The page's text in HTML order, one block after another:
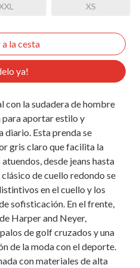
XS
ya!
con la sudadera de hombre
para aportar estilo y
Esta prenda se
gris claro que facilita la
desde jeans hasta
de cuello redondo se
en el cuello y los
sofisticación. En el frente,
Harper and Neyer,
de golf cruzados y una
de la moda con el deporte.
con materiales de alta